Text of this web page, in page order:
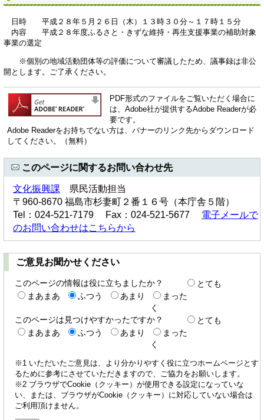
日時 平成２８年５月２６日（木）１３時３０分～１７時１５分
内容 平成２８年度ふるさと・きずな維持・再生支援事業の補助対象
事業の選定
※個別の地域活動団体等の評価について審議したため、議事録は非公
開とします。ご了承ください。
PDF形式のファイルをご覧いただく場合に
は、Adobe社が提供するAdobe Readerが必
要です。
Adobe Readerをお持ちでない方は、バナーのリンク先からダウンロード
してください。（無料）
このページに関するお問い合わせ先
文化振興課 県民活動担当
〒960-8670 福島市杉妻町２番１６号（本庁舎５階）
Tel：024-521-7179 Fax：024-521-5677 電子メールで
のお問い合わせはこちらから
ご意見お聞かせください
このページの情報は役に立ちましたか？
とても
まあまあ
ふつう あまり
まった
く
このページは見つけやすかったですか？
とても
まあまあ
ふつう あまり
まった
く
※1 いただいたご意見は、より分かりやすく役に立つホームページとす
るために参考にさせていただきますので、ご協力をお願いします。
※2 ブラウザでCookie（クッキー）が使用できる設定になっていな
い、または、ブラウザがCookie（クッキー）に対応していない場合は
ご利用頂けません。